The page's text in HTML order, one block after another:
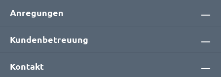
Anregungen
Kundenbetreuung
Kontakt